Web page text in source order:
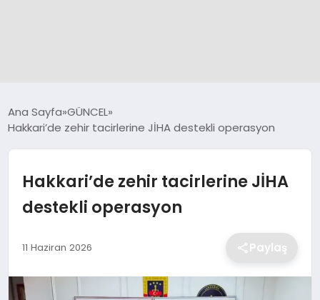
DÜNYA
EKONOMİ
Ana Sayfa GÜNCEL
Hakkari’de zehir tacirlerine JİHA destekli operasyon
Hakkari’de zehir tacirlerine JİHA
destekli operasyon
11 Haziran 2026 Paylaş